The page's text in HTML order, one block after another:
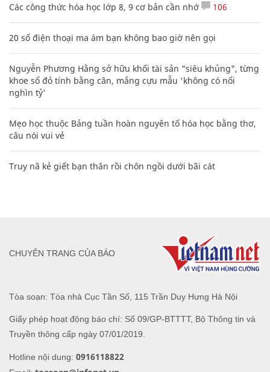
Các công thức hóa học lớp 8, 9 cơ bản cần nhớ 106
20 số điện thoại ma ám bạn không bao giờ nên gọi
Nguyễn Phương Hằng sở hữu khối tài sản "siêu khủng", từng
khoe sổ đỏ tính bằng cân, mắng cựu mẫu 'không có nổi
nghìn tỷ'
Mẹo học thuộc Bảng tuần hoàn nguyên tố hóa học bằng thơ,
câu nói vui vẻ
Truy nã kẻ giết bạn thân rồi chôn ngồi dưới bãi cát
Tòa soạn: Tòa nhà Cục Tần Số, 115 Trần Duy Hưng Hà Nội
Giấy phép hoạt động báo chí: Số 09/GP-BTTTT, Bộ Thông tin và
Truyền thông cấp ngày 07/01/2019.
Hotline nội dung: 0916118822
CHUYÊN TRANG CỦA BÁO